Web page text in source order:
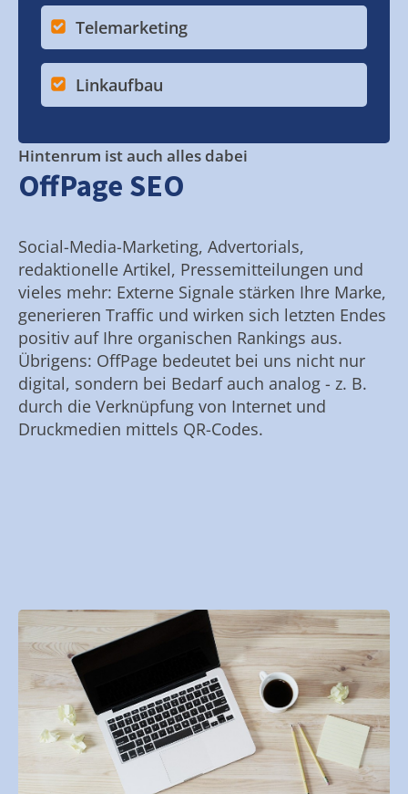
Telemarketing
Linkaufbau
Hintenrum ist auch alles dabei
OffPage SEO
Social-Media-Marketing, Advertorials,
redaktionelle Artikel, Pressemitteilungen und
vieles mehr: Externe Signale stärken Ihre Marke,
generieren Traffic und wirken sich letzten Endes
positiv auf Ihre organischen Rankings aus.
Übrigens: OffPage bedeutet bei uns nicht nur
digital, sondern bei Bedarf auch analog - z. B.
durch die Verknüpfung von Internet und
Druckmedien mittels QR-Codes.